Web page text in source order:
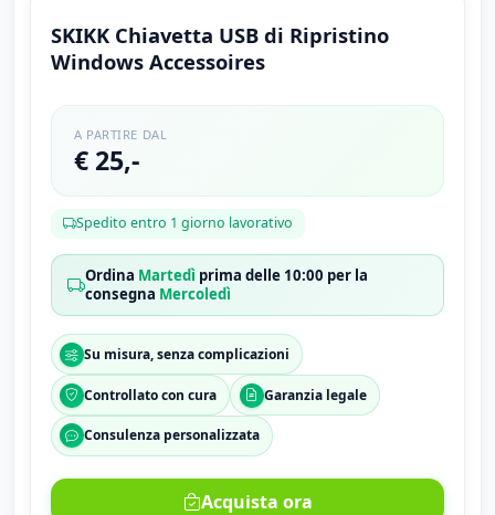
SKIKK Chiavetta USB di Ripristino
Windows Accessoires
A PARTIRE DAL
€ 25,-
Spedito entro 1 giorno lavorativo
Ordina Martedì prima delle 10:00 per la
consegna Mercoledì
Su misura, senza complicazioni
Controllato con cura Garanzia legale
Consulenza personalizzata
Acquista ora